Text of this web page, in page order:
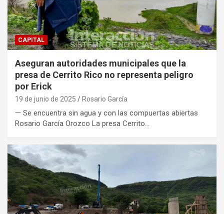
CAPITAL
Aseguran autoridades municipales que la
presa de Cerrito Rico no representa peligro
por Erick
19 de junio de 2025 Rosario García
— Se encuentra sin agua y con las compuertas abiertas
Rosario García Orozco La presa Cerrito…